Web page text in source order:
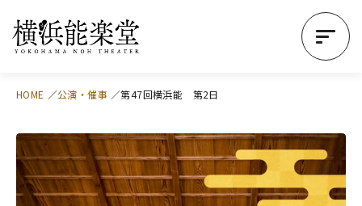
HOME 公演・催事 第47回横浜能 第2日